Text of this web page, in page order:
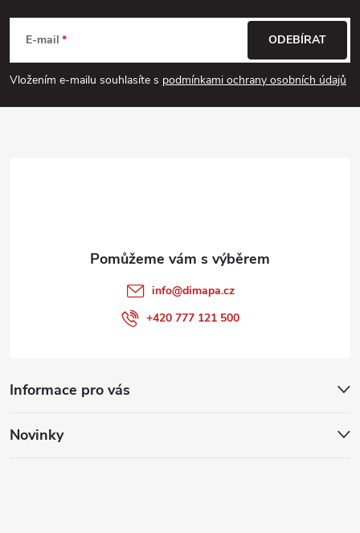
p
a
E-mail
Vložením e-mailu souhlasíte s podmínkami ochrany osobních údajů
ODEBÍRAT
Informace pro vás
Novinky
info@dimapa.cz
+420 777 121 500